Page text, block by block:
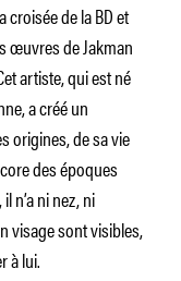
de la BD et
œuvres de Jakman
artiste, qui est né
a créé un
origines, de sa vie
des époques
n’a ni nez, ni
visage sont visibles,
à lui.